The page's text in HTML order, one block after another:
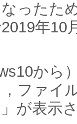
ったた
年10
から
ファイ
が表示